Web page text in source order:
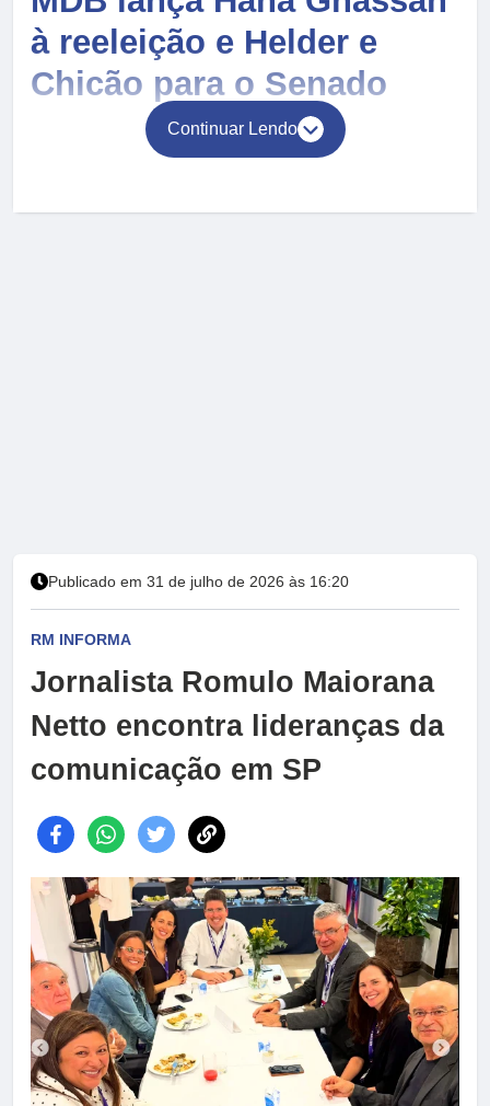
à reeleição e Helder e
Chicão para o Senado
Continuar Lendo
Publicado em 31 de julho de 2026 às 16:20
RM INFORMA
Jornalista Romulo Maiorana
Netto encontra lideranças da
comunicação em SP